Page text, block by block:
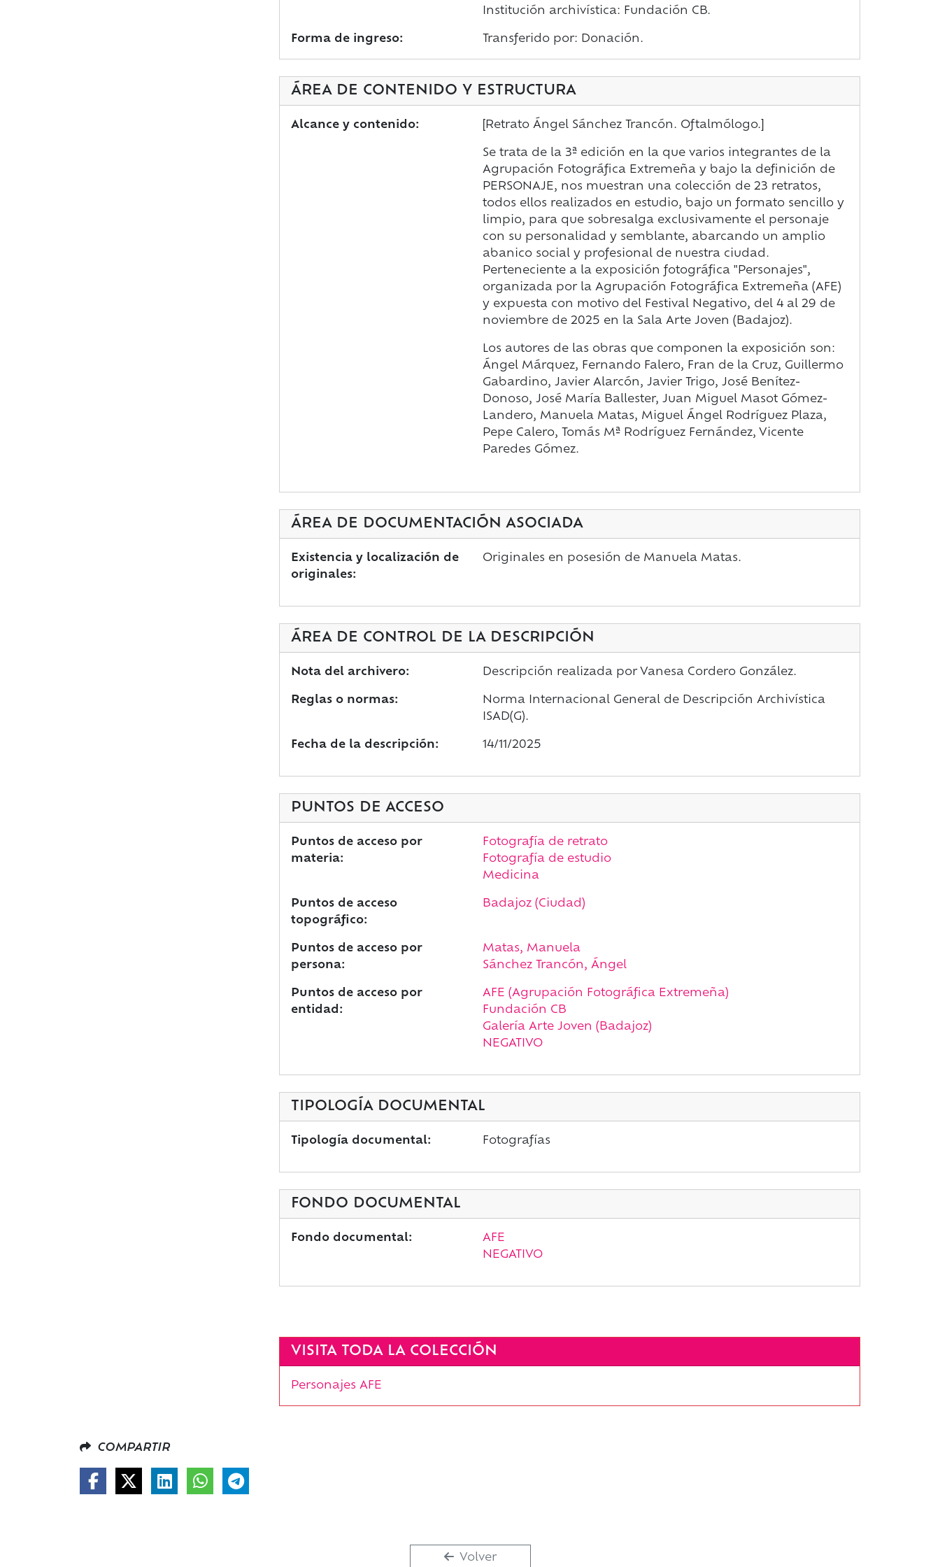
Institución archivística: Fundación CB.
Forma de ingreso: Transferido por: Donación.
ÁREA DE CONTENIDO Y ESTRUCTURA
Alcance y contenido: [Retrato Ángel Sánchez Trancón. Oftalmólogo.]
Se trata de la 3ª edición en la que varios integrantes de la
Agrupación Fotográfica Extremeña y bajo la definición de
PERSONAJE, nos muestran una colección de 23 retratos,
todos ellos realizados en estudio, bajo un formato sencillo y
limpio, para que sobresalga exclusivamente el personaje
con su personalidad y semblante, abarcando un amplio
abanico social y profesional de nuestra ciudad.
Perteneciente a la exposición fotográfica "Personajes",
organizada por la Agrupación Fotográfica Extremeña (AFE)
y expuesta con motivo del Festival Negativo, del 4 al 29 de
noviembre de 2025 en la Sala Arte Joven (Badajoz).
Los autores de las obras que componen la exposición son:
Ángel Márquez, Fernando Falero, Fran de la Cruz, Guillermo
Gabardino, Javier Alarcón, Javier Trigo, José Benítez-
Donoso, José María Ballester, Juan Miguel Masot Gómez-
Landero, Manuela Matas, Miguel Ángel Rodríguez Plaza,
Pepe Calero, Tomás Mª Rodríguez Fernández, Vicente
Paredes Gómez.
ÁREA DE DOCUMENTACIÓN ASOCIADA
Existencia y localización de
originales:
Originales en posesión de Manuela Matas.
ÁREA DE CONTROL DE LA DESCRIPCIÓN
Nota del archivero: Descripción realizada por Vanesa Cordero González.
Reglas o normas:
Norma Internacional General de Descripción Archivística
ISAD(G).
Fecha de la descripción: 14/11/2025
PUNTOS DE ACCESO
Puntos de acceso por
materia:
Fotografía de retrato
Fotografía de estudio
Medicina
Puntos de acceso
topográfico:
Badajoz (Ciudad)
Puntos de acceso por
persona:
Matas, Manuela
Sánchez Trancón, Ángel
Puntos de acceso por
entidad:
AFE (Agrupación Fotográfica Extremeña)
Fundación CB
Galería Arte Joven (Badajoz)
NEGATIVO
TIPOLOGÍA DOCUMENTAL
Tipología documental: Fotografías
FONDO DOCUMENTAL
Fondo documental:
AFE
NEGATIVO
VISITA TODA LA COLECCIÓN
Personajes AFE
COMPARTIR
Volver